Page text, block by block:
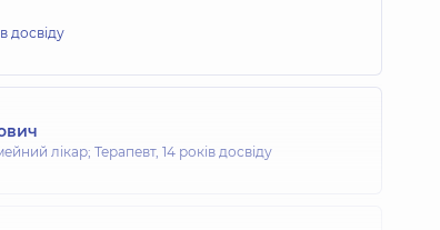
досвіду
лікар; Терапевт, 14 років досвіду